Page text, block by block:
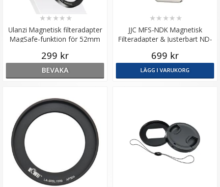
Ulanzi Magnetisk filteradapter
MagSafe-funktion för 52mm
★★ ★★ ★
299 kr
BEVAKA
JJC MFS-NDK Magnetisk
Filteradapter & Justerbart ND-
★★ ★★ ★
699 kr
LÄGG I VARUKORG